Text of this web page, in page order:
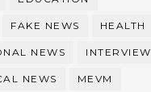
FAKE NEWS HEALTH
NEWS INTERVIEW
NEWS MEVM